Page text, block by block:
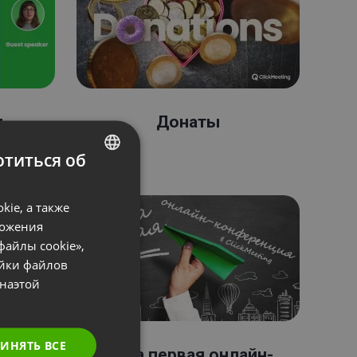
Донаты
FRENCH
POLISH
PORTUGUESE
об
а также
cookie»,
файлов
наэтой
ВСЕ